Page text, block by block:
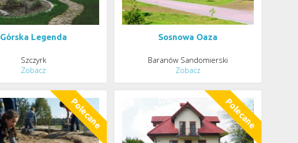
Górska Legenda
Szczyrk
Zobacz
Sosnowa Oaza
Baranów Sandomierski
Zobacz